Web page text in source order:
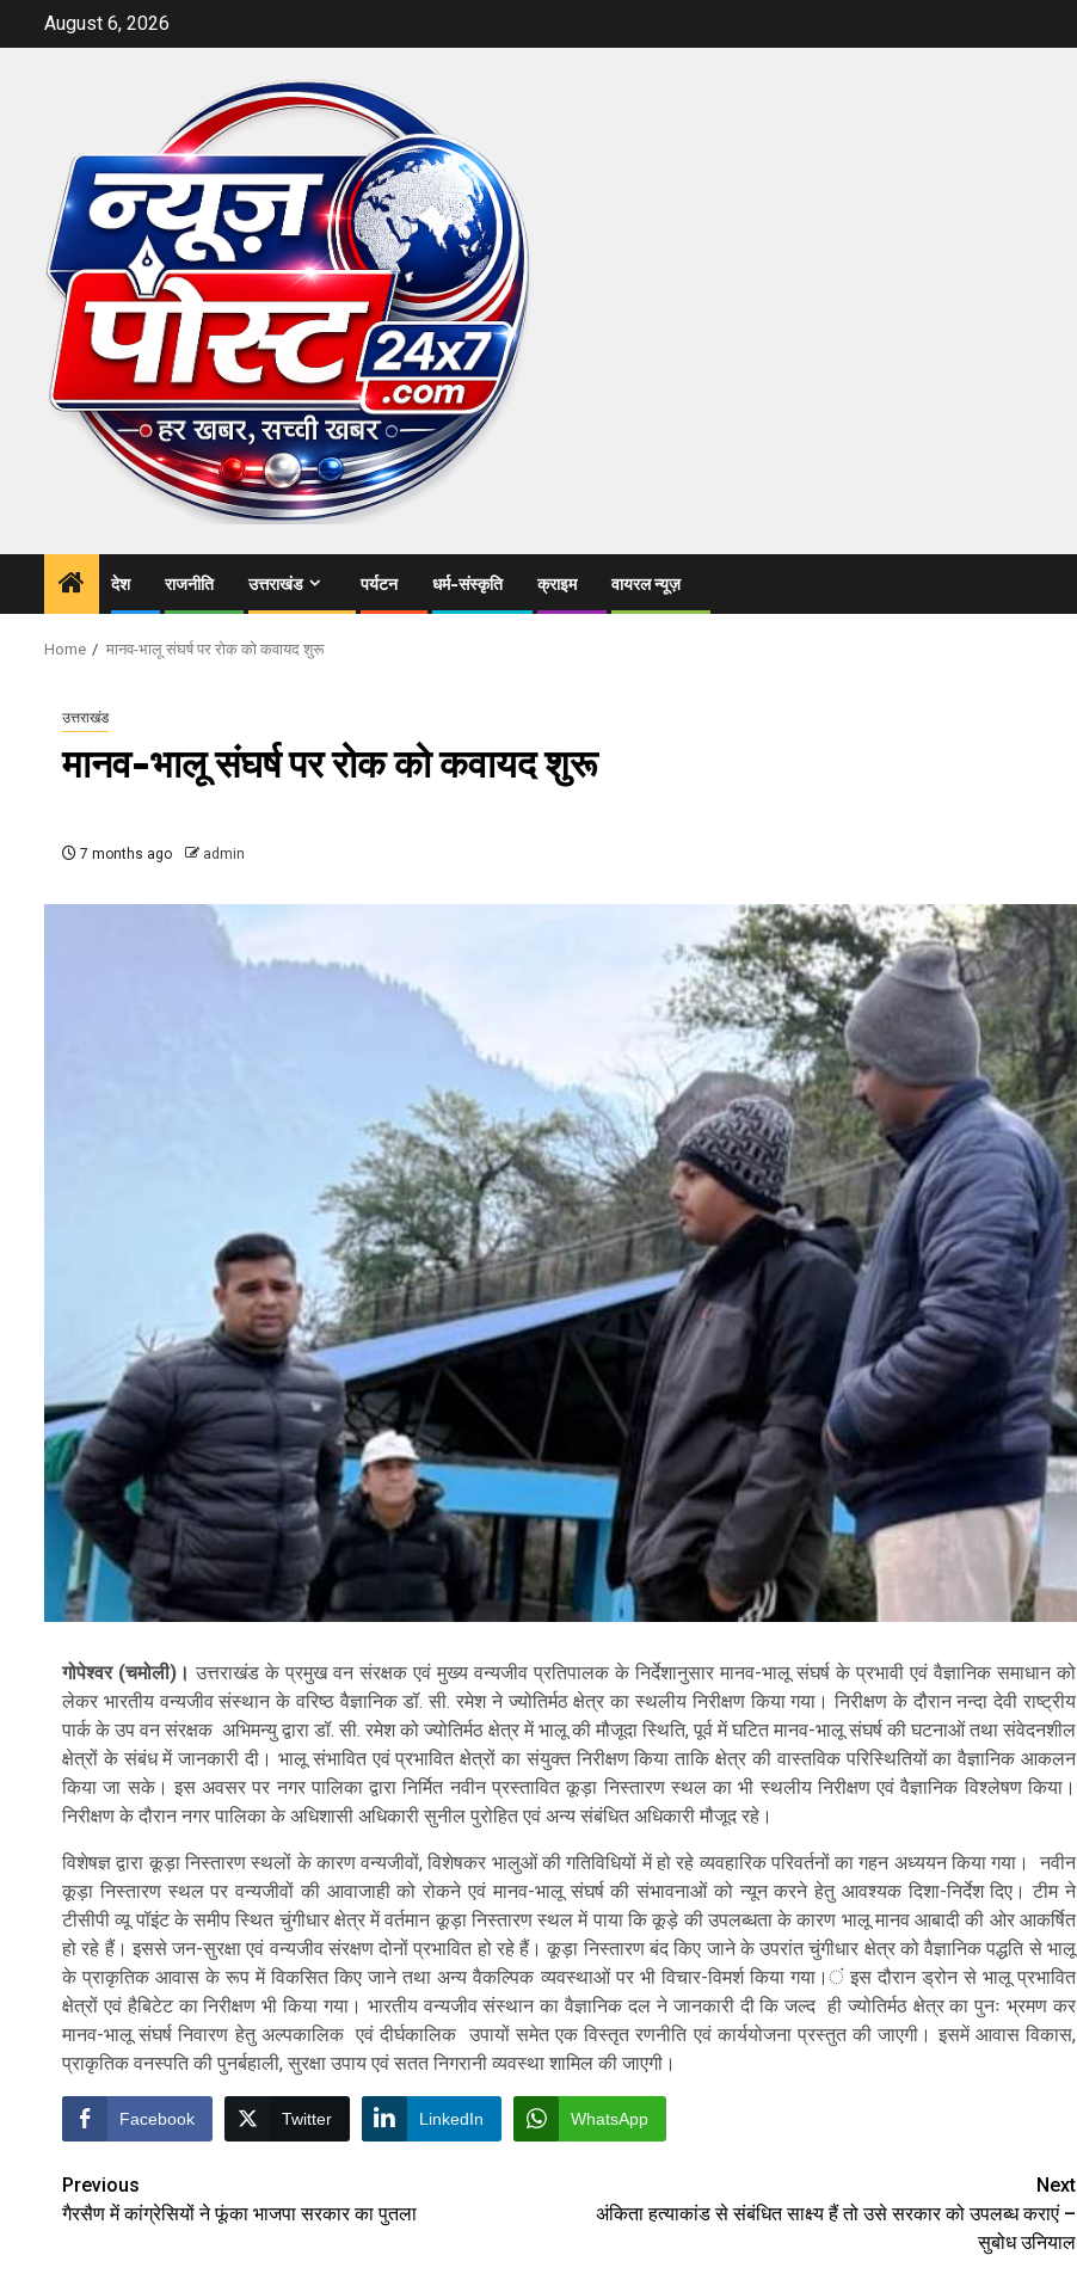
August 6, 2026
देश राजनीति उत्तराखंड पर्यटन धर्म-संस्कृति क्राइम वायरल न्यूज़
Home मानव-भालू संघर्ष पर रोक को कवायद शुरू
उत्तराखंड
मानव-भालू संघर्ष पर रोक को कवायद शुरू
7 months ago admin
गोपेश्वर (चमोली)। उत्तराखंड के प्रमुख वन संरक्षक एवं मुख्य वन्यजीव प्रतिपालक के निर्देशानुसार मानव-भालू संघर्ष के प्रभावी एवं वैज्ञानिक समाधान को
लेकर भारतीय वन्यजीव संस्थान के वरिष्ठ वैज्ञानिक डॉ. सी. रमेश ने ज्योतिर्मठ क्षेत्र का स्थलीय निरीक्षण किया गया। निरीक्षण के दौरान नन्दा देवी राष्ट्रीय
पार्क के उप वन संरक्षक अभिमन्यु द्वारा डॉ. सी. रमेश को ज्योतिर्मठ क्षेत्र में भालू की मौजूदा स्थिति, पूर्व में घटित मानव-भालू संघर्ष की घटनाओं तथा संवेदनशील
क्षेत्रों के संबंध में जानकारी दी। भालू संभावित एवं प्रभावित क्षेत्रों का संयुक्त निरीक्षण किया ताकि क्षेत्र की वास्तविक परिस्थितियों का वैज्ञानिक आकलन
किया जा सके। इस अवसर पर नगर पालिका द्वारा निर्मित नवीन प्रस्तावित कूड़ा निस्तारण स्थल का भी स्थलीय निरीक्षण एवं वैज्ञानिक विश्लेषण किया।
निरीक्षण के दौरान नगर पालिका के अधिशासी अधिकारी सुनील पुरोहित एवं अन्य संबंधित अधिकारी मौजूद रहे।
विशेषज्ञ द्वारा कूड़ा निस्तारण स्थलों के कारण वन्यजीवों, विशेषकर भालुओं की गतिविधियों में हो रहे व्यवहारिक परिवर्तनों का गहन अध्ययन किया गया। नवीन
कूड़ा निस्तारण स्थल पर वन्यजीवों की आवाजाही को रोकने एवं मानव-भालू संघर्ष की संभावनाओं को न्यून करने हेतु आवश्यक दिशा-निर्देश दिए। टीम ने
टीसीपी व्यू पॉइंट के समीप स्थित चुंगीधार क्षेत्र में वर्तमान कूड़ा निस्तारण स्थल में पाया कि कूड़े की उपलब्धता के कारण भालू मानव आबादी की ओर आकर्षित
हो रहे हैं। इससे जन-सुरक्षा एवं वन्यजीव संरक्षण दोनों प्रभावित हो रहे हैं। कूड़ा निस्तारण बंद किए जाने के उपरांत चुंगीधार क्षेत्र को वैज्ञानिक पद्धति से भालू
के प्राकृतिक आवास के रूप में विकसित किए जाने तथा अन्य वैकल्पिक व्यवस्थाओं पर भी विचार-विमर्श किया गया।ं इस दौरान ड्रोन से भालू प्रभावित
क्षेत्रों एवं हैबिटेट का निरीक्षण भी किया गया। भारतीय वन्यजीव संस्थान का वैज्ञानिक दल ने जानकारी दी कि जल्द ही ज्योतिर्मठ क्षेत्र का पुनः भ्रमण कर
मानव-भालू संघर्ष निवारण हेतु अल्पकालिक एवं दीर्घकालिक उपायों समेत एक विस्तृत रणनीति एवं कार्ययोजना प्रस्तुत की जाएगी। इसमें आवास विकास,
प्राकृतिक वनस्पति की पुनर्बहाली, सुरक्षा उपाय एवं सतत निगरानी व्यवस्था शामिल की जाएगी।
Facebook Twitter LinkedIn WhatsApp
Post
navigation
Previous
गैरसैण में कांग्रेसियों ने फूंका भाजपा सरकार का पुतला
Next
अंकिता हत्याकांड से संबंधित साक्ष्य हैं तो उसे सरकार को उपलब्ध कराएं –
सुबोध उनियाल